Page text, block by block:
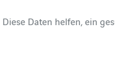
Daten helfen, ein